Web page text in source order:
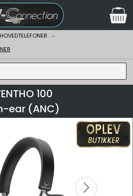
HOVEDTELEFONER
100
ear (ANC)